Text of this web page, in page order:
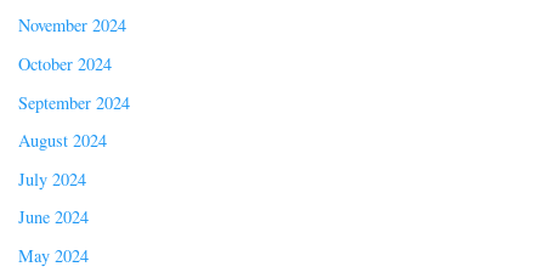
November 2024
October 2024
September 2024
August 2024
July 2024
June 2024
May 2024